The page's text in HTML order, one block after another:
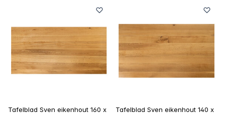
Tafelblad Sven eikenhout 160 x
Tafelblad Sven eikenhout 140 x